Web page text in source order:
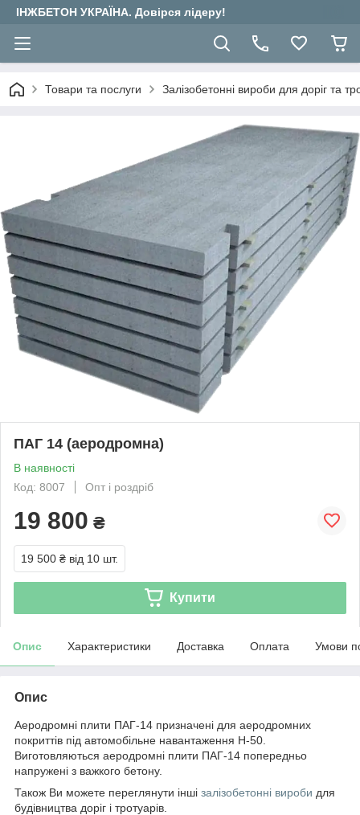
ІНЖБЕТОН УКРАЇНА. Довірся лідеру!
Товари та послуги Залізобетонні вироби для доріг та
ПАГ 14 (аеродромна)
В наявності
Код: 8007
Опт і роздріб
19 800 ₴
19 500 ₴ від 10 шт.
Купити
Опис Характеристики Доставка Оплата Умови
Опис
Аеродромні плити ПАГ-14 призначені для аеродромних
покриттів під автомобільне навантаження H-50.
Виготовляються аеродромні плити ПАГ-14 попередньо
напружені з важкого бетону.
Також Ви можете переглянути інші залізобетонні вироби для
будівництва доріг і тротуарів.